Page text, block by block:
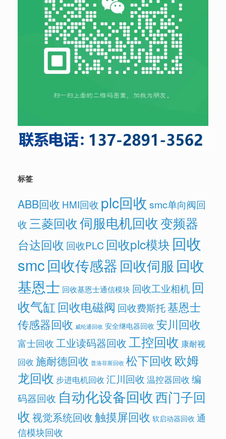
标签
ABB回收 HMI回收 plc回收 smc单向阀回
收 三菱回收伺服电机回收变频器
台达回收 回收PLC 回收plc模块 回收
smc回收传感器回收伺服 回收
基恩士 回收基恩士通信模块 回收工业相机 回
收气缸 回收电磁阀 回收费斯托基恩士
传感器回收 威纶通回收 安全继电器回收 安川回收
富士回收 工业读码器回收工控回收 康耐视
回收 施耐德回收 普洛菲斯回收 松下回收欧姆
龙回收 步进电机回收 汇川回收 温控器回收 编
码器回收 自动化设备回收西门子回
收视觉系统回收触摸屏回收 软启动器回收 通
信模块回收